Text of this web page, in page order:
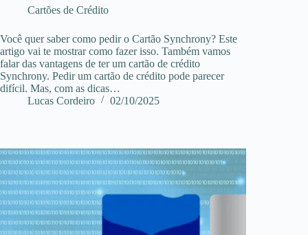
Cartões de Crédito
Você quer saber como pedir o Cartão Synchrony? Este
artigo vai te mostrar como fazer isso. Também vamos
falar das vantagens de ter um cartão de crédito
Synchrony. Pedir um cartão de crédito pode parecer
difícil. Mas, com as dicas…
Lucas Cordeiro
02/10/2025